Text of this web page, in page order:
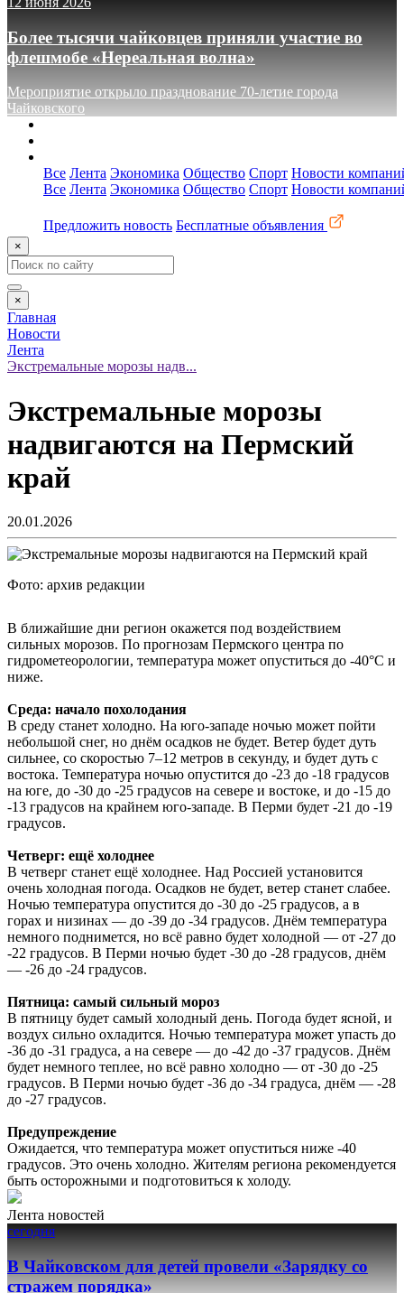
Более тысячи чайковцев приняли участие во
флешмобе «Нереальная волна»
Мероприятие открыло празднование 70-летие города
Чайковского
Все Лента Экономика Общество Спорт Новости
Все Лента Экономика Общество Спорт Новости
Предложить новость Бесплатные объявления
×
×
Главная
Новости
Лента
Экстремальные морозы надв...
Экстремальные морозы
надвигаются на Пермский
край
20.01.2026
Фото: архив редакции
В ближайшие дни регион окажется под воздействием
сильных морозов. По прогнозам Пермского центра по
гидрометеорологии, температура может опуститься до -40°С и
ниже.
Среда: начало похолодания
В среду станет холодно. На юго-западе ночью может пойти
небольшой снег, но днём осадков не будет. Ветер будет дуть
сильнее, со скоростью 7–12 метров в секунду, и будет дуть с
востока. Температура ночью опустится до -23 до -18 градусов
на юге, до -30 до -25 градусов на севере и востоке, и до -15 до
-13 градусов на крайнем юго-западе. В Перми будет -21 до -19
градусов.
Четверг: ещё холоднее
В четверг станет ещё холоднее. Над Россией установится
очень холодная погода. Осадков не будет, ветер станет слабее.
Ночью температура опустится до -30 до -25 градусов, а в
горах и низинах — до -39 до -34 градусов. Днём температура
немного поднимется, но всё равно будет холодной — от -27 до
-22 градусов. В Перми ночью будет -30 до -28 градусов, днём
— -26 до -24 градусов.
Пятница: самый сильный мороз
В пятницу будет самый холодный день. Погода будет ясной, и
воздух сильно охладится. Ночью температура может упасть до
-36 до -31 градуса, а на севере — до -42 до -37 градусов. Днём
будет немного теплее, но всё равно холодно — от -30 до -25
градусов. В Перми ночью будет -36 до -34 градуса, днём — -28
до -27 градусов.
Предупреждение
Ожидается, что температура может опуститься ниже -40
градусов. Это очень холодно. Жителям региона рекомендуется
быть осторожными и подготовиться к холоду.
Лента новостей
сегодня
В Чайковском для детей провели «Зарядку со
стражем порядка»